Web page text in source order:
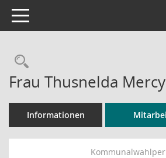
Toggle navigation
Rechercheauswahl
Frau Thusnelda Mercy
Informationen